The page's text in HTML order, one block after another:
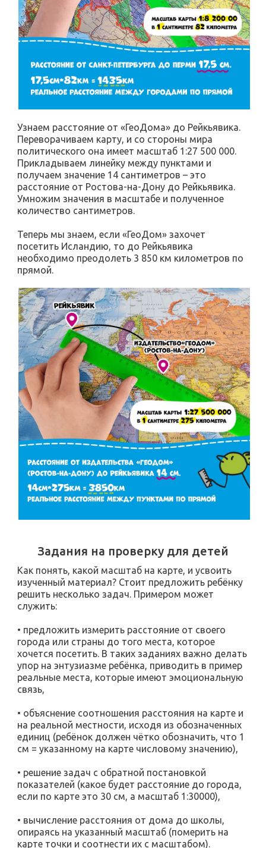
Узнаем расстояние от «ГеоДома» до Рейкьявика.
Переворачиваем карту, и со стороны мира
политического она имеет масштаб 1:27 500 000.
Прикладываем линейку между пунктами и
получаем значение 14 сантиметров – это
расстояние от Ростова-на-Дону до Рейкьявика.
Умножим значения в масштабе и полученное
количество сантиметров.
Теперь мы знаем, если «ГеоДом» захочет
посетить Исландию, то до Рейкьявика
необходимо преодолеть 3 850 км километров по
прямой.
Задания на проверку для детей
Как понять, какой масштаб на карте, и усвоить
изученный материал? Стоит предложить ребёнку
решить несколько задач. Примером может
служить:
• предложить измерить расстояние от своего
города или страны до того места, которое
хочется посетить. В таких заданиях важно делать
упор на энтузиазме ребёнка, приводить в пример
реальные места, которые имеют эмоциональную
связь,
• объяснение соотношения расстояния на карте и
на реальной местности, исходя из обозначенных
единиц (ребёнок должен чётко обозначить, что 1
см = указанному на карте числовому значению),
• решение задач с обратной постановкой
показателей (какое будет расстояние до города,
если по карте это 30 см, а масштаб 1:30000),
• вычисление расстояния от дома до школы,
опираясь на указанный масштаб (померить на
карте точки и соотнести их с масштабом).